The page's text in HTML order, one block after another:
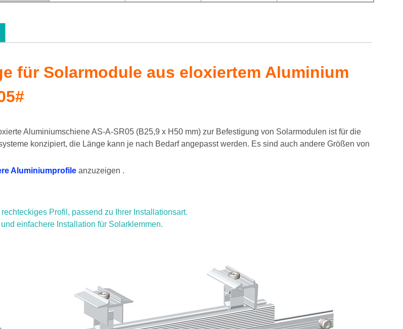
für Solarmodule aus eloxiertem Aluminium
Aluminiumschiene AS-A-SR05 (B25,9 x H50 mm) zur Befestigung von Solarmodulen ist für die
konzipiert, die Länge kann je nach Bedarf angepasst werden. Es sind auch andere Größen von
Aluminiumprofile anzuzeigen .
Profil, passend zu Ihrer Installationsart.
einfachere Installation für Solarklemmen.